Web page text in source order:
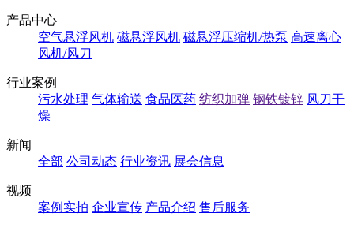
产品中心
空气悬浮风机 磁悬浮风机 磁悬浮压缩机/热泵 高速离心
风机/风刀
行业案例
污水处理 气体输送 食品医药 纺织加弹 钢铁镀锌 风刀干
燥
新闻
全部 公司动态 行业资讯 展会信息
视频
案例实拍 企业宣传 产品介绍 售后服务